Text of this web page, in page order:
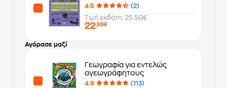
4.5
(2)
Τιμή εκδότη: 25.50€
22,99€
Αγόρασε μαζί
Γεωγραφία για εντελώς
αγεωγράφητους
4.9
(113)